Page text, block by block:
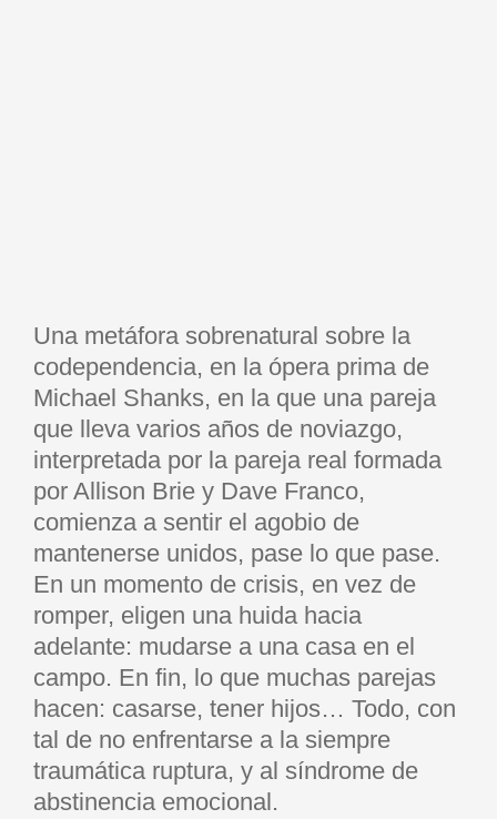
Una metáfora sobrenatural sobre la
codependencia, en la ópera prima de
Michael Shanks, en la que una pareja
que lleva varios años de noviazgo,
interpretada por la pareja real formada
por Allison Brie y Dave Franco,
comienza a sentir el agobio de
mantenerse unidos, pase lo que pase.
En un momento de crisis, en vez de
romper, eligen una huida hacia
adelante: mudarse a una casa en el
campo. En fin, lo que muchas parejas
hacen: casarse, tener hijos… Todo, con
tal de no enfrentarse a la siempre
traumática ruptura, y al síndrome de
abstinencia emocional.